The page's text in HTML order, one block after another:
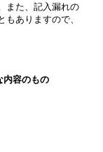
また、記入漏れの
ありますので、
内容のもの